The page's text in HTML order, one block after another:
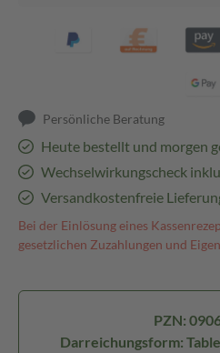
Persönliche Beratung
Heute bestellt und morgen
Wechselwirkungscheck
Versandkostenfreie
Bei der Einlösung eines
gesetzlichen Zuzahlungen und
PZN:
Darreichungsform: